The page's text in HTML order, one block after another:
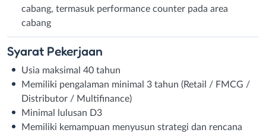
cabang, termasuk performance counter pada area
cabang
Syarat Pekerjaan
Usia maksimal 40 tahun
Memiliki pengalaman minimal 3 tahun (Retail / FMCG /
Distributor / Multifinance)
Minimal lulusan D3
Memiliki kemampuan menyusun strategi dan rencana